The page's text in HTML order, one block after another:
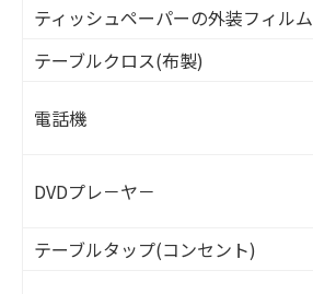
ティッシュペーパーの外装フィルム
テーブルクロス(布製)
電話機
DVDプレ－ヤ－
テーブルタップ(コンセント)